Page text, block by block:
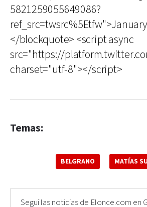
5821259055649086?
</blockquote> <script async
src="https://
charset="utf-8"></script>
Temas:
BELGRANO MATÍAS
Seguí las noticias de Elonce.com en